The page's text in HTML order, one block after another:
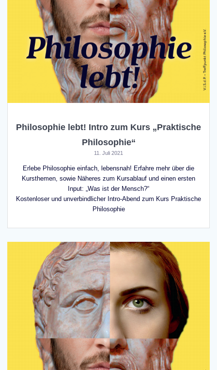
Philosophie lebt! Intro zum Kurs „Praktische
Philosophie“
11. Juli 2021
Erlebe Philosophie einfach, lebensnah! Erfahre mehr über die
Kursthemen, sowie Näheres zum Kursablauf und einen ersten
Input: „Was ist der Mensch?“
Kostenloser und unverbindlicher Intro-Abend zum Kurs Praktische
Philosophie